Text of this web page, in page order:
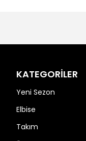
KATEGORİLER
Yeni Sezon
Elbise
Takım